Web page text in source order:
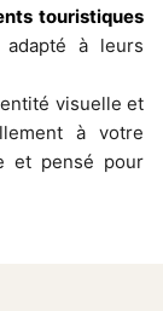
touristiques
à leurs
visuelle et
à votre
et pensé pour